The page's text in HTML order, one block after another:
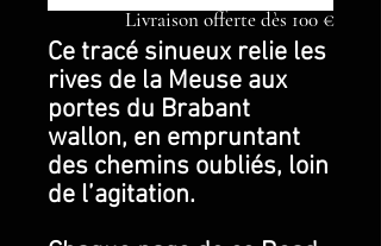
Ce tracé sinueux relie les
rives de la Meuse aux
portes du Brabant
wallon, en empruntant
des chemins oubliés, loin
de l’agitation.
Livraison offerte dès 100 €